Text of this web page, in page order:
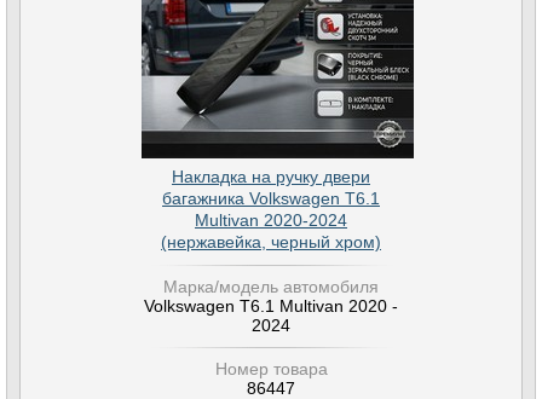
Накладка на ручку двери
багажника Volkswagen T6.1
Multivan 2020-2024
(нержавейка, черный хром)
Марка/модель автомобиля
Volkswagen T6.1 Multivan 2020 -
2024
Номер товара
86447